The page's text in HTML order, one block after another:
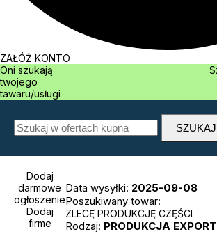
ZAŁÓŻ KONTO
Oni szukają
twojego
tawaru/usługi
Dodaj
darmowe
ogłoszenie
Dodaj
firme
Data wysyłki: 2025-09-08
Poszukiwany towar:
ZLECĘ PRODUKCJĘ CZĘŚCI
Rodzaj: PRODUKCJA EXPORT